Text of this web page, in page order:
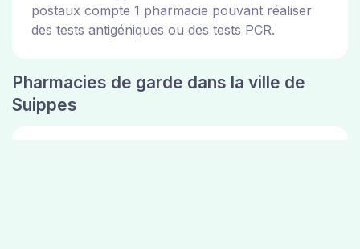
postaux compte 1 pharmacie pouvant réaliser
des tests antigéniques ou des tests PCR.
Pharmacies de garde dans la ville de
Suippes